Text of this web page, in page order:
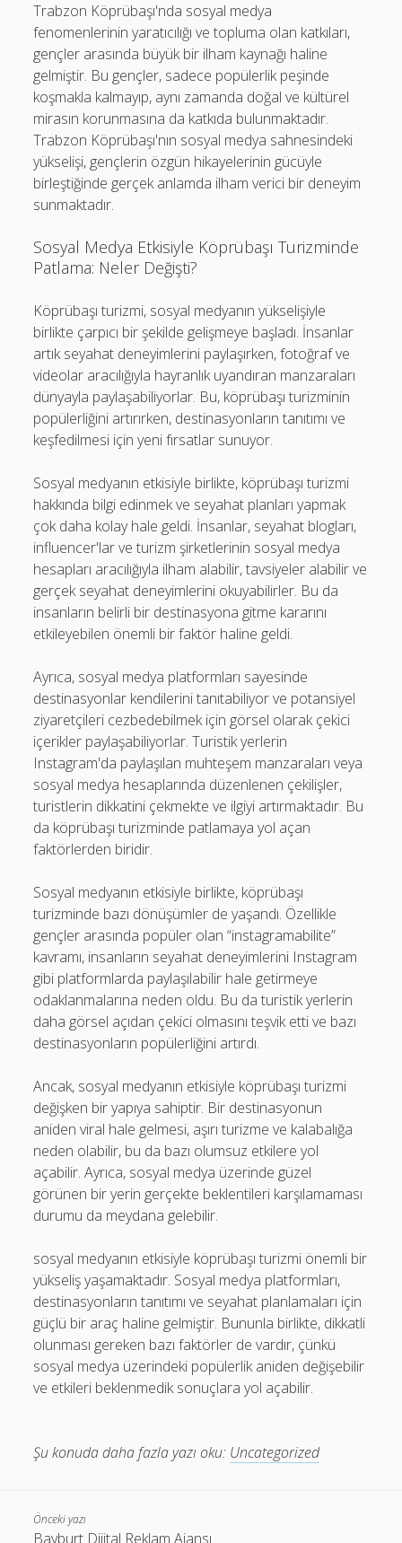
Trabzon Köprübaşı'nda sosyal medya
fenomenlerinin yaratıcılığı ve topluma olan katkıları,
gençler arasında büyük bir ilham kaynağı haline
gelmiştir. Bu gençler, sadece popülerlik peşinde
koşmakla kalmayıp, aynı zamanda doğal ve kültürel
mirasın korunmasına da katkıda bulunmaktadır.
Trabzon Köprübaşı'nın sosyal medya sahnesindeki
yükselişi, gençlerin özgün hikayelerinin gücüyle
birleştiğinde gerçek anlamda ilham verici bir deneyim
sunmaktadır.
Sosyal Medya Etkisiyle Köprübaşı Turizminde
Patlama: Neler Değişti?
Köprübaşı turizmi, sosyal medyanın yükselişiyle
birlikte çarpıcı bir şekilde gelişmeye başladı. İnsanlar
artık seyahat deneyimlerini paylaşırken, fotoğraf ve
videolar aracılığıyla hayranlık uyandıran manzaraları
dünyayla paylaşabiliyorlar. Bu, köprübaşı turizminin
popülerliğini artırırken, destinasyonların tanıtımı ve
keşfedilmesi için yeni fırsatlar sunuyor.
Sosyal medyanın etkisiyle birlikte, köprübaşı turizmi
hakkında bilgi edinmek ve seyahat planları yapmak
çok daha kolay hale geldi. İnsanlar, seyahat blogları,
influencer'lar ve turizm şirketlerinin sosyal medya
hesapları aracılığıyla ilham alabilir, tavsiyeler alabilir ve
gerçek seyahat deneyimlerini okuyabilirler. Bu da
insanların belirli bir destinasyona gitme kararını
etkileyebilen önemli bir faktör haline geldi.
Ayrıca, sosyal medya platformları sayesinde
destinasyonlar kendilerini tanıtabiliyor ve potansiyel
ziyaretçileri cezbedebilmek için görsel olarak çekici
içerikler paylaşabiliyorlar. Turistik yerlerin
Instagram'da paylaşılan muhteşem manzaraları veya
sosyal medya hesaplarında düzenlenen çekilişler,
turistlerin dikkatini çekmekte ve ilgiyi artırmaktadır. Bu
da köprübaşı turizminde patlamaya yol açan
faktörlerden biridir.
Sosyal medyanın etkisiyle birlikte, köprübaşı
turizminde bazı dönüşümler de yaşandı. Özellikle
gençler arasında popüler olan “instagramabilite”
kavramı, insanların seyahat deneyimlerini Instagram
gibi platformlarda paylaşılabilir hale getirmeye
odaklanmalarına neden oldu. Bu da turistik yerlerin
daha görsel açıdan çekici olmasını teşvik etti ve bazı
destinasyonların popülerliğini artırdı.
Ancak, sosyal medyanın etkisiyle köprübaşı turizmi
değişken bir yapıya sahiptir. Bir destinasyonun
aniden viral hale gelmesi, aşırı turizme ve kalabalığa
neden olabilir, bu da bazı olumsuz etkilere yol
açabilir. Ayrıca, sosyal medya üzerinde güzel
görünen bir yerin gerçekte beklentileri karşılamaması
durumu da meydana gelebilir.
sosyal medyanın etkisiyle köprübaşı turizmi önemli bir
yükseliş yaşamaktadır. Sosyal medya platformları,
destinasyonların tanıtımı ve seyahat planlamaları için
güçlü bir araç haline gelmiştir. Bununla birlikte, dikkatli
olunması gereken bazı faktörler de vardır, çünkü
sosyal medya üzerindeki popülerlik aniden değişebilir
ve etkileri beklenmedik sonuçlara yol açabilir.
Şu konuda daha fazla yazı oku: Uncategorized
Önceki yazı
Bayburt Dijital Reklam Ajansı